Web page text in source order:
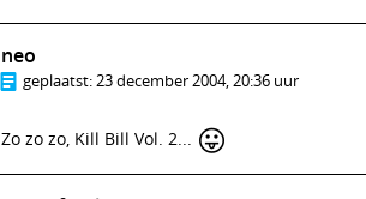
neo
geplaatst:23 december 2004, 20:36 uur
Zo zo zo, Kill Bill Vol. 2... 😛